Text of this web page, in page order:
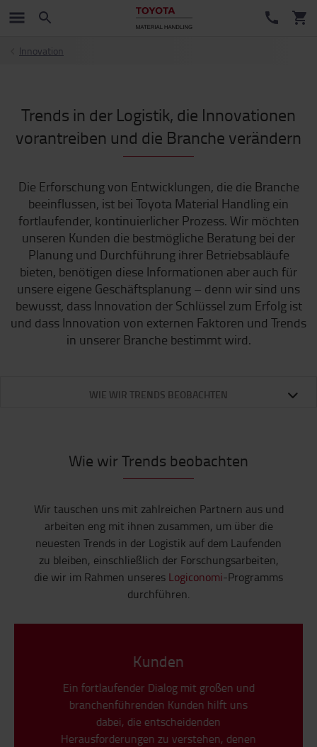
Innovation
Trends in der Logistik, die Innovationen
vorantreiben und die Branche verändern
Die Erforschung von Entwicklungen, die die Branche
beeinflussen, ist bei Toyota Material Handling ein
fortlaufender, kontinuierlicher Prozess. Wir möchten
unseren Kunden die bestmögliche Beratung bei der
Planung und Durchführung ihrer Betriebsabläufe
bieten, benötigen diese Informationen aber auch für
unsere eigene Geschäftsplanung – denn wir sind uns
bewusst, dass Innovation der Schlüssel zum Erfolg ist
und dass Innovation von externen Faktoren und Trends
in unserer Branche bestimmt wird.
WIE WIR TRENDS BEOBACHTEN
Wie wir Trends beobachten
Wir tauschen uns mit zahlreichen Partnern aus und
arbeiten eng mit ihnen zusammen, um über die
neuesten Trends in der Logistik auf dem Laufenden
zu bleiben, einschließlich der Forschungsarbeiten,
die wir im Rahmen unseres Logiconomi-Programms
durchführen.
Kunden
Ein fortlaufender Dialog mit großen und
branchenführenden Kunden hilft uns
dabei, die entscheidenden
Herausforderungen zu verstehen, denen